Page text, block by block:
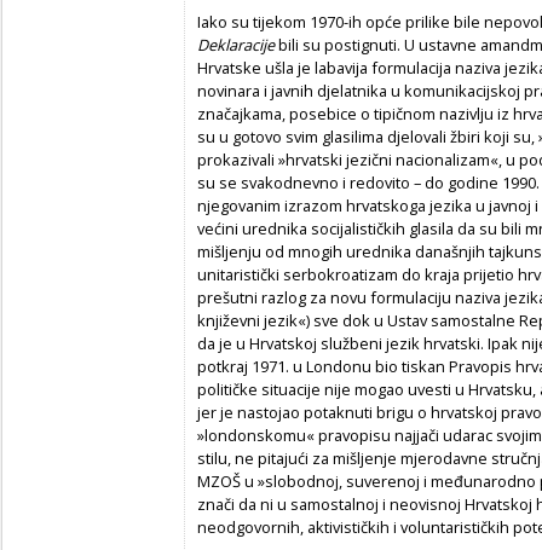
Iako su tijekom 1970-ih opće prilike bile
Deklaracijebili su postignuti. U ustavne
Hrvatske ušla je labavija formulacija naziva
novinara i javnih djelatnika u komunikacijskoj
značajkama, posebice o tipičnom nazivlju iz
su u gotovo svim glasilima djelovali žbiri koji
prokazivali »hrvatski jezični nacionalizam«, u
su se svakodnevno i redovito – do godine
njegovanim izrazom hrvatskoga jezika u
većini urednika socijalističkih glasila da su bili
mišljenju od mnogih urednika današnjih
unitaristički serbokroatizam do kraja prijetio
prešutni razlog za novu formulaciju naziva
književni jezik«) sve dok u Ustav samostalne
da je u Hrvatskoj službeni jezik hrvatski. Ipak
potkraj 1971. u Londonu bio tiskan Pravopis
političke situacije nije mogao uvesti u
jer je nastojao potaknuti brigu o hrvatskoj
»londonskomu« pravopisu najjači udarac
stilu, ne pitajući za mišljenje mjerodavne
MZOŠ u »slobodnoj, suverenoj i
znači da ni u samostalnoj i neovisnoj
neodgovornih, aktivističkih i voluntarističkih